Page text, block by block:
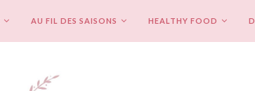
AU FIL DES SAISONS HEALTHY FOOD